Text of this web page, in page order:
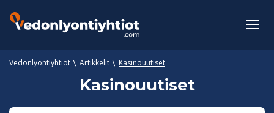
Vedonlyöntiyhtiöt Artikkelit Kasinouutiset
Kasinouutiset